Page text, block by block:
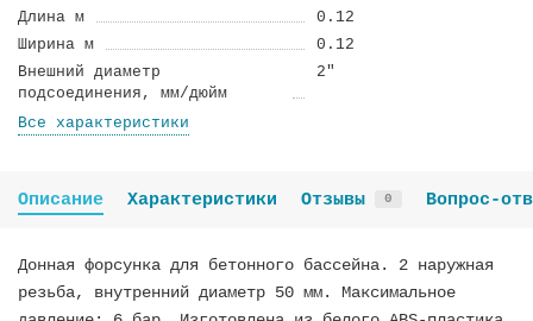
Длина м
0.12
Ширина м
0.12
Внешний диаметр
подсоединения, мм/дюйм
2"
Все характеристики
Описание Характеристики Отзывы 0 Вопрос-
Донная форсунка для бетонного бассейна. 2 наружная
резьба, внутренний диаметр 50 мм. Максимальное